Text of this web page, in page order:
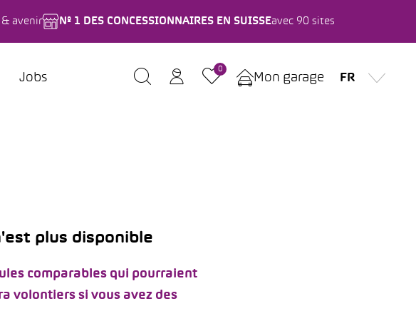
avenir Nº 1 DES CONCESSIONNAIRES EN SUISSEavec 90 sites
Jobs
0
Mon garage FR
plus disponible
comparables qui pourraient
volontiers si vous avez des